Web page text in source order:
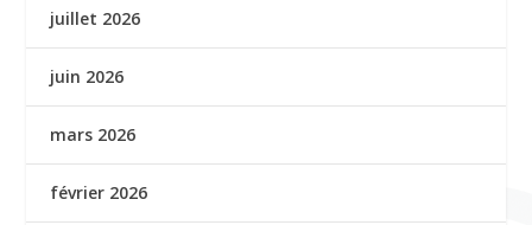
juillet 2026
juin 2026
mars 2026
février 2026